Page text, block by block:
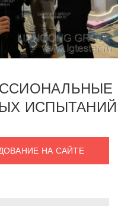
ИСПЫТАНИЙ
НА САЙТЕ